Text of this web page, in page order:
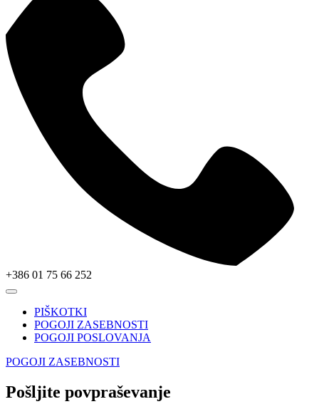
+386 01 75 66 252
PIŠKOTKI
POGOJI ZASEBNOSTI
POGOJI POSLOVANJA
POGOJI ZASEBNOSTI
Pošljite povpraševanje